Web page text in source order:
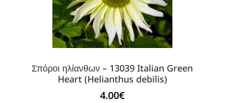
Σπόροι ηλίανθων – 13039 Italian Green
Heart (Helianthus debilis)
4.00€